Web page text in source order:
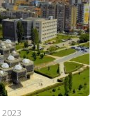
2023